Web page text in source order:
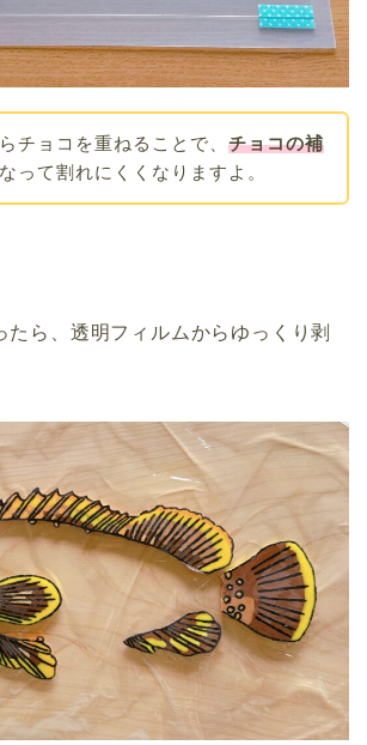
らチョコを重ねることで、 チョコの補
って割れにくくなりますよ。
ら、透明フィルムからゆっくり剥